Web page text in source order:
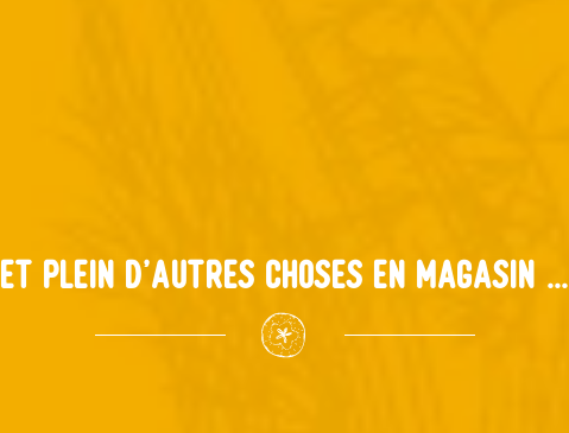
Et plein d'autres choses en magasin ...